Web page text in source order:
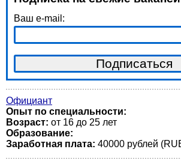
Ваш e-mail:
Официант
Опыт по специальности:
Возраст: от 16 до 25 лет
Образование:
Заработная плата: 40000 рублей